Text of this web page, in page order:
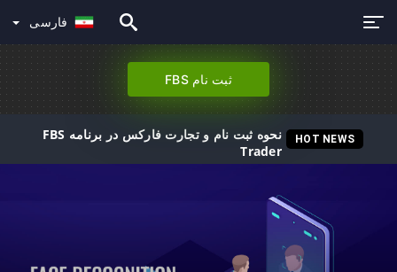
فارسی
ثبت نام FBS
HOT NEWS
نحوه ثبت نام و تجارت فارکس در برنامه FBS
Trader